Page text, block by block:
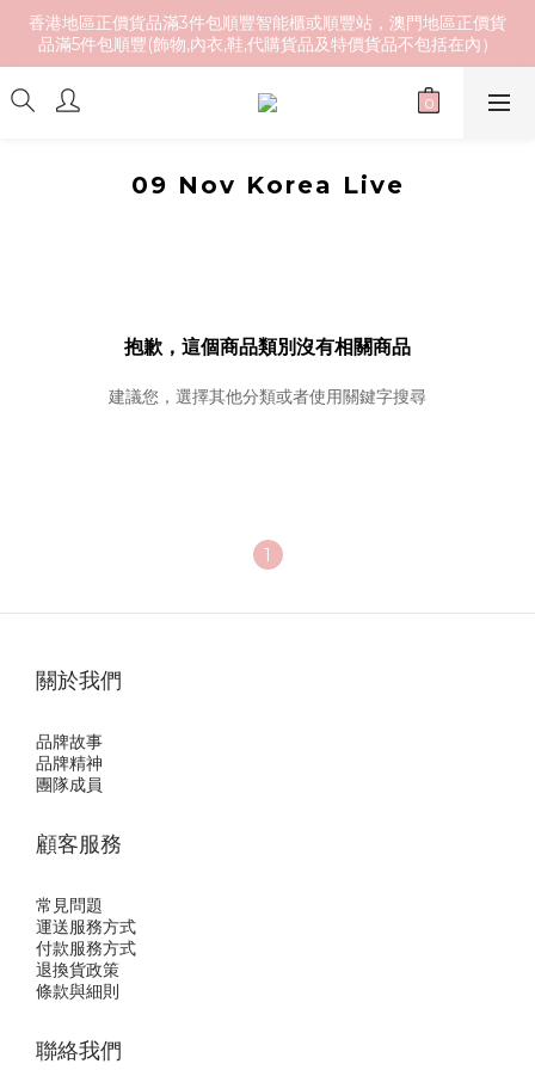
香港地區正價貨品滿3件包順豐智能櫃或順豐站，澳門地區正價貨
品滿5件包順豐(飾物,內衣,鞋,代購貨品及特價貨品不包括在內）
09 Nov Korea Live
抱歉，這個商品類別沒有相關商品
建議您，選擇其他分類或者使用關鍵字搜尋
1
關於我們
品牌故事
品牌精神
團隊成員
顧客服務
常見問題
運送服務方式
付款服務方式
退換貨政策
條款與細則
聯絡我們